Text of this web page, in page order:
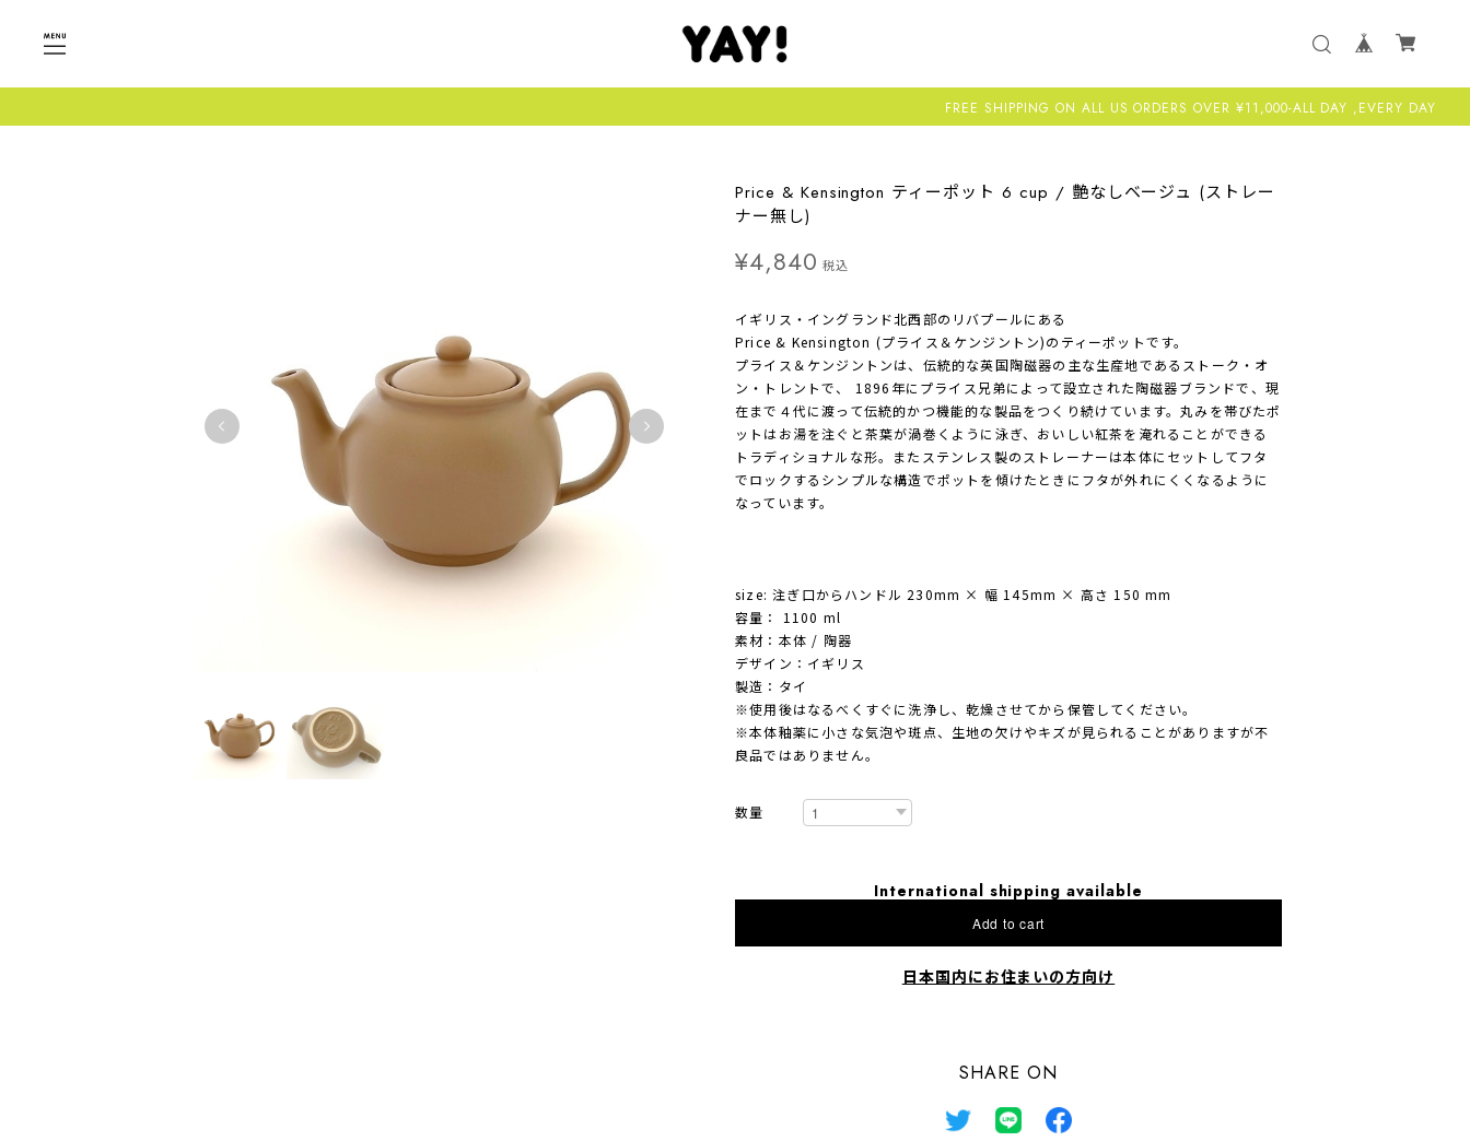
FREE SHIPPING ON ALL US ORDERS OVER ¥11,000-ALL DAY ,EVERY DAY
Price & Kensington ティーポット 6 cup / 艶なしベージュ (ストレー
ナー無し)
¥4,840 税込
イギリス・イングランド北西部のリバプールにある
Price & Kensington (プライス＆ケンジントン)のティーポットです。
プライス＆ケンジントンは、伝統的な英国陶磁器の主な生産地であるストーク・オ
ン・トレントで、 1896年にプライス兄弟によって設立された陶磁器ブランドで、現
在まで４代に渡って伝統的かつ機能的な製品をつくり続けています。丸みを帯びたポ
ットはお湯を注ぐと茶葉が渦巻くように泳ぎ、おいしい紅茶を淹れることができる
トラディショナルな形。またステンレス製のストレーナーは本体にセットしてフタ
でロックするシンプルな構造でポットを傾けたときにフタが外れにくくなるように
なっています。
size: 注ぎ口からハンドル 230mm × 幅 145mm × 高さ 150 mm
容量： 1100 ml
素材：本体 / 陶器
デザイン：イギリス
製造：タイ
※使用後はなるべくすぐに洗浄し、乾燥させてから保管してください。
※本体釉薬に小さな気泡や斑点、生地の欠けやキズが見られることがありますが不
良品ではありません。
数量
International shipping available
Add to cart
日本国内にお住まいの方向け
SHARE ON